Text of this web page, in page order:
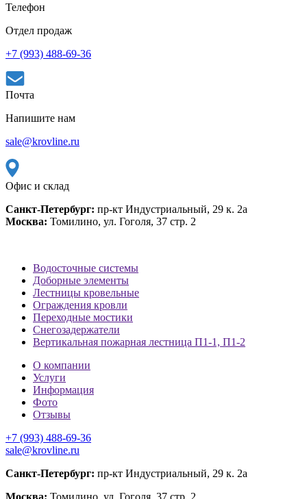
Телефон
Отдел продаж
+7 (993) 488-69-36
Почта
Напишите нам
sale@krovline.ru
Офис и склад
Санкт-Петербург: пр-кт Индустриальный, 29 к. 2а
Москва: Томилино, ул. Гоголя, 37 стр. 2
Водосточные системы
Доборные элементы
Лестницы кровельные
Ограждения кровли
Переходные мостики
Снегозадержатели
Вертикальная пожарная лестница П1-1, П1-2
О компании
Услуги
Информация
Фото
Отзывы
+7 (993) 488-69-36
sale@krovline.ru
Санкт-Петербург: пр-кт Индустриальный, 29 к. 2а
Москва: Томилино, ул. Гоголя, 37 стр. 2